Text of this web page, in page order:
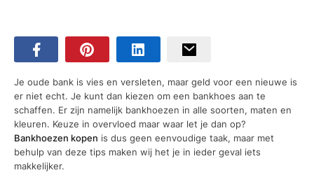
Je oude bank is vies en versleten, maar geld voor een nieuwe is
er niet echt. Je kunt dan kiezen om een bankhoes aan te
schaffen. Er zijn namelijk bankhoezen in alle soorten, maten en
kleuren. Keuze in overvloed maar waar let je dan op?
Bankhoezen kopen is dus geen eenvoudige taak, maar met
behulp van deze tips maken wij het je in ieder geval iets
makkelijker.